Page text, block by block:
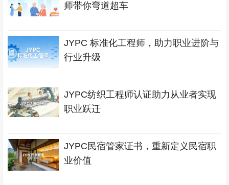
师带你弯道超车
JYPC 标准化工程师，助力职业进阶与
行业升级
JYPC纺织工程师认证助力从业者实现
职业跃迁
JYPC民宿管家证书，重新定义民宿职
业价值